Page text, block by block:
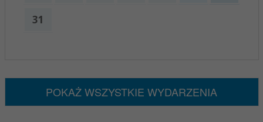
31
POKAŻ WSZYSTKIE WYDARZENIA